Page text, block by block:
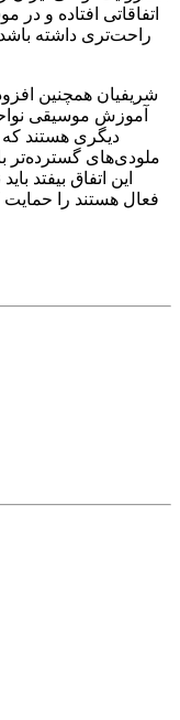
اتفاقاتی افتاده و
راحت‌تری داشته
شریفیان همچنین
آموزش موسیقی
دیگری هستند که
ملودی‌های گسترده‌تر
این اتفاق بیفتد
فعال هستند را